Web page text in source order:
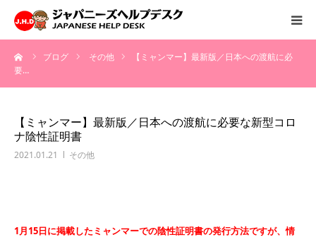
ブログ その他
【ミャンマー】最新版／日本への渡航に必
要…
【ミャンマー】最新版／日本への渡航に必要な新型コロ
ナ陰性証明書
2021.01.21
その他
1月15日に掲載したミャンマーでの陰性証明書の発行方法ですが、情
HOME
病院情報